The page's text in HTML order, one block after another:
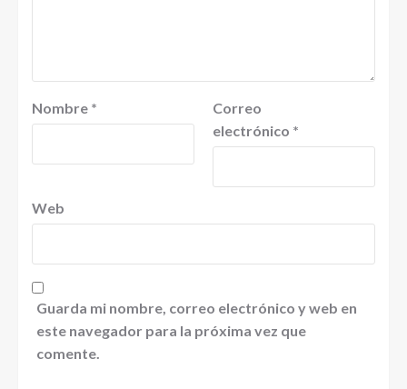
Nombre *
Correo
electrónico *
Web
Guarda mi nombre, correo electrónico y web en
este navegador para la próxima vez que
comente.